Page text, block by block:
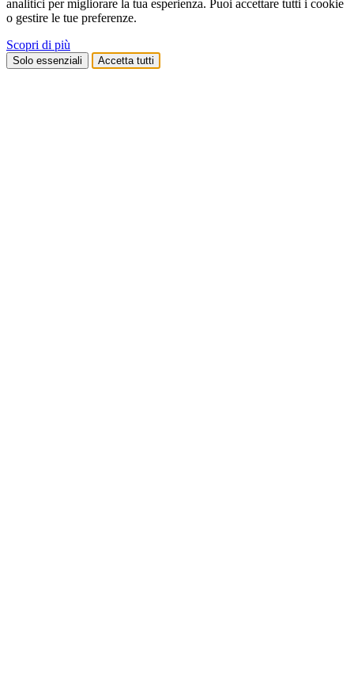
analitici per migliorare la tua esperienza. Puoi accettare tutti i cookie
o gestire le tue preferenze.
Scopri di più
Solo essenziali Accetta tutti